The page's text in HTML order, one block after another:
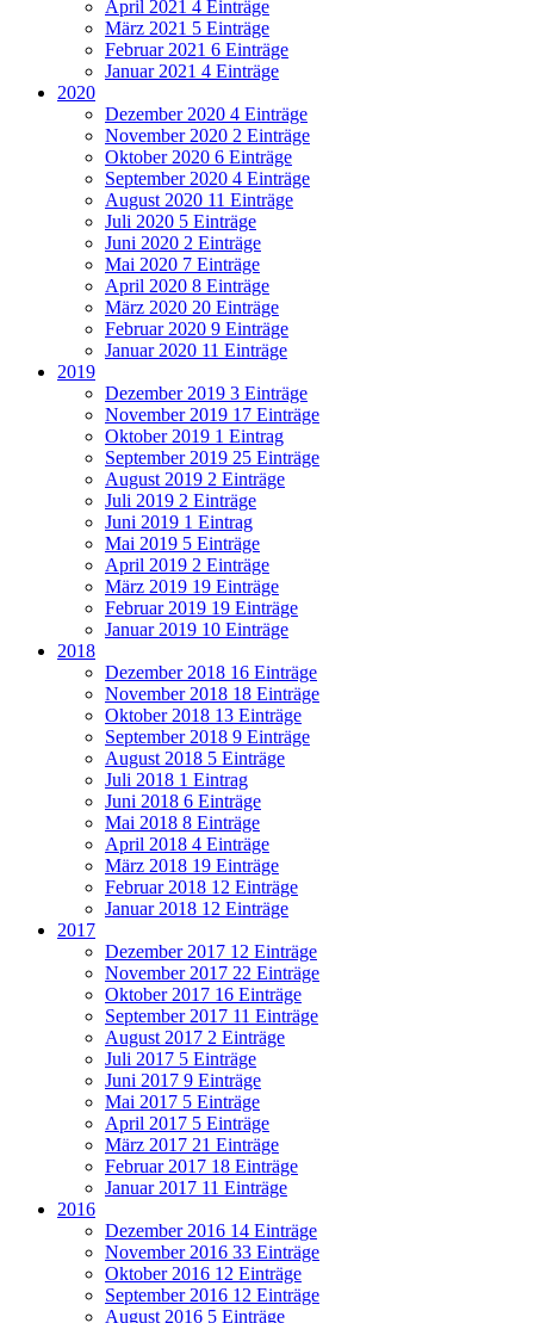
April 2021 4 Einträge
März 2021 5 Einträge
Februar 2021 6 Einträge
Januar 2021 4 Einträge
2020
Dezember 2020 4 Einträge
November 2020 2 Einträge
Oktober 2020 6 Einträge
September 2020 4 Einträge
August 2020 11 Einträge
Juli 2020 5 Einträge
Juni 2020 2 Einträge
Mai 2020 7 Einträge
April 2020 8 Einträge
März 2020 20 Einträge
Februar 2020 9 Einträge
Januar 2020 11 Einträge
2019
Dezember 2019 3 Einträge
November 2019 17 Einträge
Oktober 2019 1 Eintrag
September 2019 25 Einträge
August 2019 2 Einträge
Juli 2019 2 Einträge
Juni 2019 1 Eintrag
Mai 2019 5 Einträge
April 2019 2 Einträge
März 2019 19 Einträge
Februar 2019 19 Einträge
Januar 2019 10 Einträge
2018
Dezember 2018 16 Einträge
November 2018 18 Einträge
Oktober 2018 13 Einträge
September 2018 9 Einträge
August 2018 5 Einträge
Juli 2018 1 Eintrag
Juni 2018 6 Einträge
Mai 2018 8 Einträge
April 2018 4 Einträge
März 2018 19 Einträge
Februar 2018 12 Einträge
Januar 2018 12 Einträge
2017
Dezember 2017 12 Einträge
November 2017 22 Einträge
Oktober 2017 16 Einträge
September 2017 11 Einträge
August 2017 2 Einträge
Juli 2017 5 Einträge
Juni 2017 9 Einträge
Mai 2017 5 Einträge
April 2017 5 Einträge
März 2017 21 Einträge
Februar 2017 18 Einträge
Januar 2017 11 Einträge
2016
Dezember 2016 14 Einträge
November 2016 33 Einträge
Oktober 2016 12 Einträge
September 2016 12 Einträge
August 2016 5 Einträge